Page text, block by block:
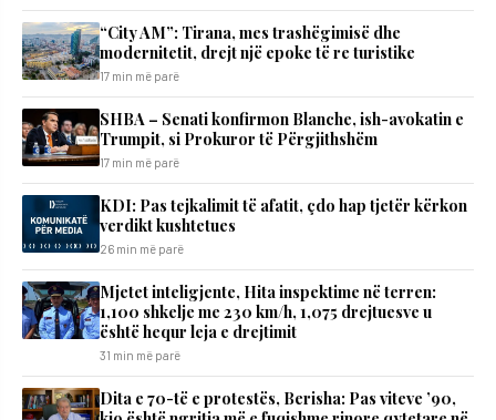
“City AM”: Tirana, mes trashëgimisë dhe
modernitetit, drejt një epoke të re turistike
17 min më parë
SHBA – Senati konfirmon Blanche, ish-avokatin e
Trumpit, si Prokuror të Përgjithshëm
17 min më parë
KDI: Pas tejkalimit të afatit, çdo hap tjetër kërkon
verdikt kushtetues
26 min më parë
Mjetet inteligjente, Hita inspektime në terren:
1,100 shkelje me 230 km/h, 1,075 drejtuesve u
është hequr leja e drejtimit
31 min më parë
Dita e 70-të e protestës, Berisha: Pas viteve ’90,